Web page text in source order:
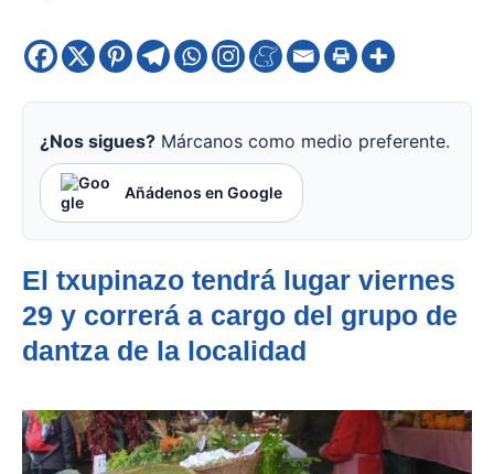
¿Nos sigues? Márcanos como medio preferente.
Añádenos en Google
El txupinazo tendrá lugar viernes
29 y correrá a cargo del grupo de
dantza de la localidad